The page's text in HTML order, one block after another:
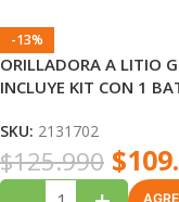
-13%
ORILLADORA A LITIO
INCLUYE KIT CON 1
SKU: 2131702
$125.990 $